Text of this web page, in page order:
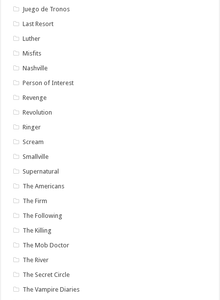
Juego de Tronos
Last Resort
Luther
Misfits
Nashville
Person of Interest
Revenge
Revolution
Ringer
Scream
Smallville
Supernatural
The Americans
The Firm
The Following
The Killing
The Mob Doctor
The River
The Secret Circle
The Vampire Diaries